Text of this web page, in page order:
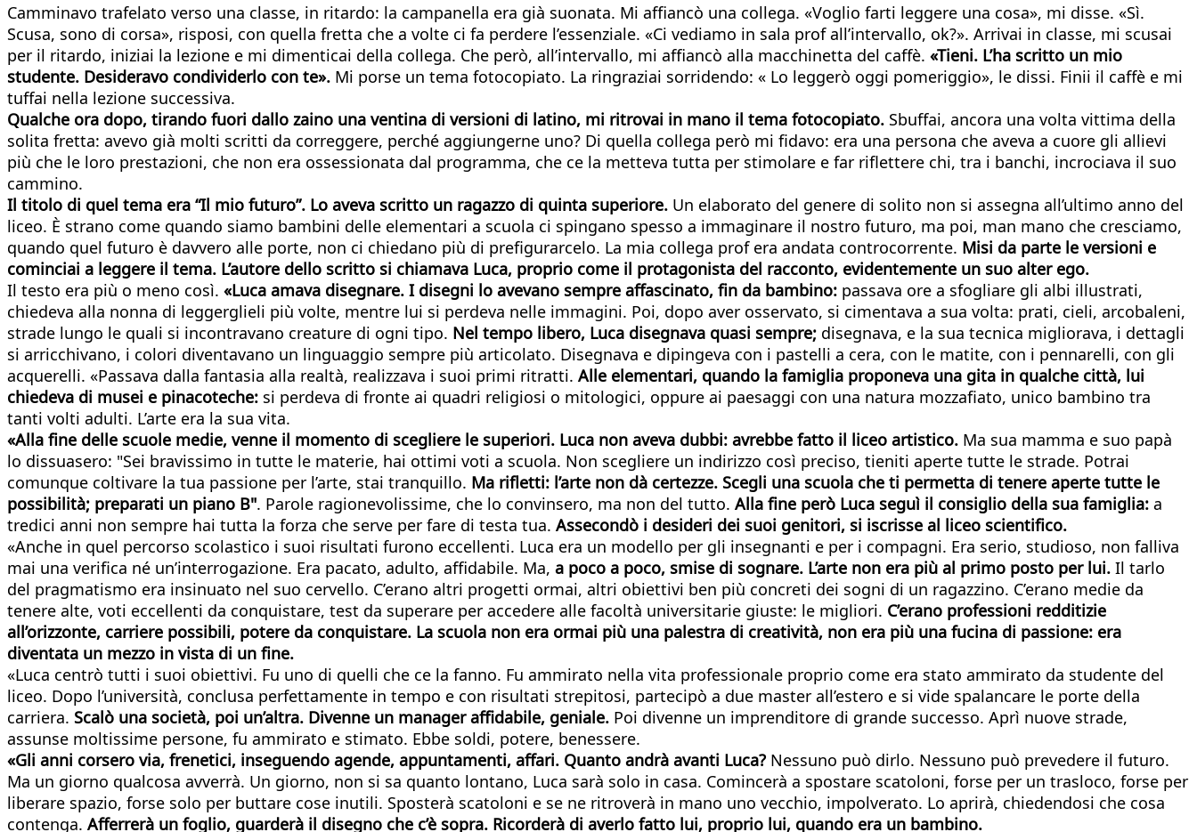
Camminavo trafelato verso una classe, in ritardo: la campanella era già suonata. Mi affiancò una collega. «Voglio farti leggere una cosa», mi disse. «Sì.
Scusa, sono di corsa», risposi, con quella fretta che a volte ci fa perdere l’essenziale. «Ci vediamo in sala prof all’intervallo, ok?». Arrivai in classe, mi scusai
per il ritardo, iniziai la lezione e mi dimenticai della collega. Che però, all’intervallo, mi affiancò alla macchinetta del caffè. «Tieni. L’ha scritto un mio
studente. Desideravo condividerlo con te». Mi porse un tema fotocopiato. La ringraziai sorridendo: « Lo leggerò oggi pomeriggio», le dissi. Finii il caffè e mi
tuffai nella lezione successiva.
Qualche ora dopo, tirando fuori dallo zaino una ventina di versioni di latino, mi ritrovai in mano il tema fotocopiato. Sbuffai, ancora una volta vittima della
solita fretta: avevo già molti scritti da correggere, perché aggiungerne uno? Di quella collega però mi fidavo: era una persona che aveva a cuore gli allievi
più che le loro prestazioni, che non era ossessionata dal programma, che ce la metteva tutta per stimolare e far riflettere chi, tra i banchi, incrociava il suo
cammino.
Il titolo di quel tema era “Il mio futuro”. Lo aveva scritto un ragazzo di quinta superiore. Un elaborato del genere di solito non si assegna all’ultimo anno del
liceo. È strano come quando siamo bambini delle elementari a scuola ci spingano spesso a immaginare il nostro futuro, ma poi, man mano che cresciamo,
quando quel futuro è davvero alle porte, non ci chiedano più di prefigurarcelo. La mia collega prof era andata controcorrente. Misi da parte le versioni e
cominciai a leggere il tema. L’autore dello scritto si chiamava Luca, proprio come il protagonista del racconto, evidentemente un suo alter ego.
Il testo era più o meno così. «Luca amava disegnare. I disegni lo avevano sempre affascinato, fin da bambino: passava ore a sfogliare gli albi illustrati,
chiedeva alla nonna di leggerglieli più volte, mentre lui si perdeva nelle immagini. Poi, dopo aver osservato, si cimentava a sua volta: prati, cieli, arcobaleni,
strade lungo le quali si incontravano creature di ogni tipo. Nel tempo libero, Luca disegnava quasi sempre; disegnava, e la sua tecnica migliorava, i dettagli
si arricchivano, i colori diventavano un linguaggio sempre più articolato. Disegnava e dipingeva con i pastelli a cera, con le matite, con i pennarelli, con gli
acquerelli. «Passava dalla fantasia alla realtà, realizzava i suoi primi ritratti. Alle elementari, quando la famiglia proponeva una gita in qualche città, lui
chiedeva di musei e pinacoteche: si perdeva di fronte ai quadri religiosi o mitologici, oppure ai paesaggi con una natura mozzafiato, unico bambino tra
tanti volti adulti. L’arte era la sua vita.
«Alla fine delle scuole medie, venne il momento di scegliere le superiori. Luca non aveva dubbi: avrebbe fatto il liceo artistico. Ma sua mamma e suo papà
lo dissuasero: "Sei bravissimo in tutte le materie, hai ottimi voti a scuola. Non scegliere un indirizzo così preciso, tieniti aperte tutte le strade. Potrai
comunque coltivare la tua passione per l’arte, stai tranquillo. Ma rifletti: l’arte non dà certezze. Scegli una scuola che ti permetta di tenere aperte tutte le
possibilità; preparati un piano B". Parole ragionevolissime, che lo convinsero, ma non del tutto. Alla fine però Luca seguì il consiglio della sua famiglia: a
tredici anni non sempre hai tutta la forza che serve per fare di testa tua. Assecondò i desideri dei suoi genitori, si iscrisse al liceo scientifico.
«Anche in quel percorso scolastico i suoi risultati furono eccellenti. Luca era un modello per gli insegnanti e per i compagni. Era serio, studioso, non falliva
mai una verifica né un’interrogazione. Era pacato, adulto, affidabile. Ma, a poco a poco, smise di sognare. L’arte non era più al primo posto per lui. Il tarlo
del pragmatismo era insinuato nel suo cervello. C’erano altri progetti ormai, altri obiettivi ben più concreti dei sogni di un ragazzino. C’erano medie da
tenere alte, voti eccellenti da conquistare, test da superare per accedere alle facoltà universitarie giuste: le migliori. C’erano professioni redditizie
all’orizzonte, carriere possibili, potere da conquistare. La scuola non era ormai più una palestra di creatività, non era più una fucina di passione: era
diventata un mezzo in vista di un fine.
«Luca centrò tutti i suoi obiettivi. Fu uno di quelli che ce la fanno. Fu ammirato nella vita professionale proprio come era stato ammirato da studente del
liceo. Dopo l’università, conclusa perfettamente in tempo e con risultati strepitosi, partecipò a due master all’estero e si vide spalancare le porte della
carriera. Scalò una società, poi un’altra. Divenne un manager affidabile, geniale. Poi divenne un imprenditore di grande successo. Aprì nuove strade,
assunse moltissime persone, fu ammirato e stimato. Ebbe soldi, potere, benessere.
«Gli anni corsero via, frenetici, inseguendo agende, appuntamenti, affari. Quanto andrà avanti Luca? Nessuno può dirlo. Nessuno può prevedere il futuro.
Ma un giorno qualcosa avverrà. Un giorno, non si sa quanto lontano, Luca sarà solo in casa. Comincerà a spostare scatoloni, forse per un trasloco, forse per
liberare spazio, forse solo per buttare cose inutili. Sposterà scatoloni e se ne ritroverà in mano uno vecchio, impolverato. Lo aprirà, chiedendosi che cosa
contenga. Afferrerà un foglio, guarderà il disegno che c’è sopra. Ricorderà di averlo fatto lui, proprio lui, quando era un bambino.